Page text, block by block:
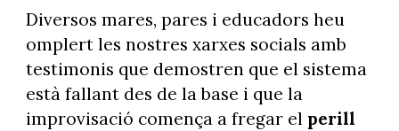
Diversos mares, pares i educadors heu
omplert les nostres xarxes socials amb
testimonis que demostren que el sistema
està fallant des de la base i que la
improvisació comença a fregar el perill